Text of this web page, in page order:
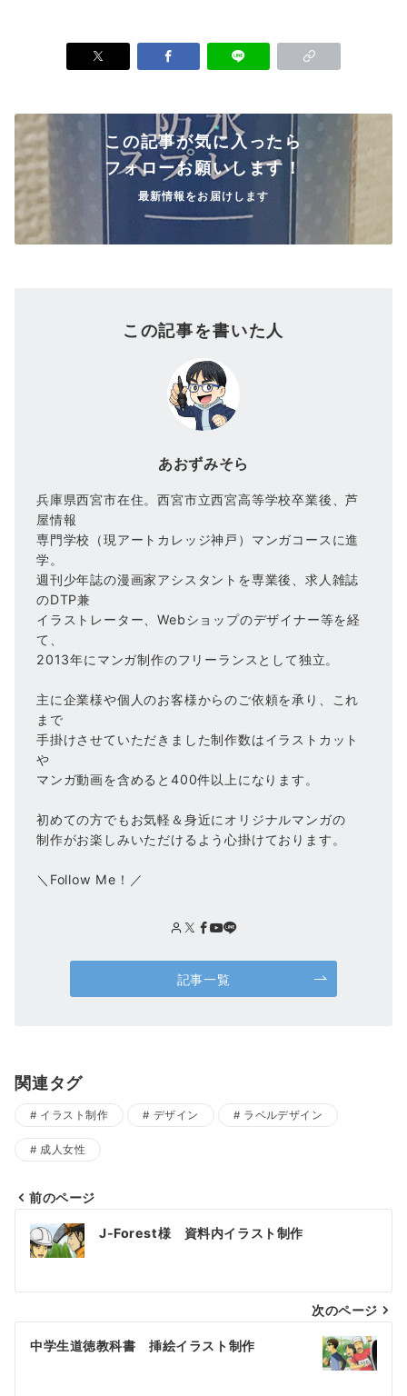
この記事が気に入ったら
フォローお願いします！
最新情報をお届けします
この記事を書いた人
あおずみそら
兵庫県西宮市在住。西宮市立西宮高等学校卒業後、芦
屋情報
専門学校（現アートカレッジ神戸）マンガコースに進
学。
週刊少年誌の漫画家アシスタントを専業後、求人雑誌
のDTP兼
イラストレーター、Webショップのデザイナー等を経
て、
2013年にマンガ制作のフリーランスとして独立。
主に企業様や個人のお客様からのご依頼を承り、これ
まで
手掛けさせていただきました制作数はイラストカット
や
マンガ動画を含めると400件以上になります。
初めての方でもお気軽＆身近にオリジナルマンガの
制作がお楽しみいただけるよう心掛けております。
＼Follow Me！／
記事一覧
関連タグ
イラスト制作 デザイン ラベルデザイン
成人女性
投
稿
ビ
ゲ
前のページ
J-Forest様 資料内イラスト制作
次のページ
中学生道徳教科書 挿絵イラスト制作